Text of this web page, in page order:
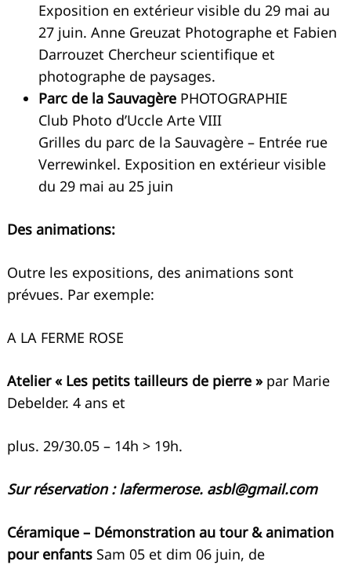
Exposition en extérieur visible du 29 mai au
27 juin. Anne Greuzat Photographe et Fabien
Darrouzet Chercheur scientifique et
photographe de paysages.
Parc de la Sauvagère PHOTOGRAPHIE
Club Photo d’Uccle Arte VIII
Grilles du parc de la Sauvagère – Entrée rue
Verrewinkel. Exposition en extérieur visible
du 29 mai au 25 juin
Des animations:
Outre les expositions, des animations sont
prévues. Par exemple:
A LA FERME ROSE
Atelier « Les petits tailleurs de pierre » par Marie
Debelder. 4 ans et
plus. 29/30.05 – 14h > 19h.
Sur réservation : lafermerose. asbl@gmail.com
Céramique – Démonstration au tour & animation
pour enfants Sam 05 et dim 06 juin, de